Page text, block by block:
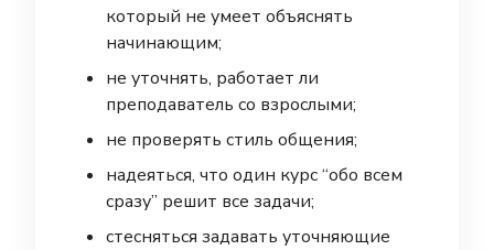
который не умеет объяснять
начинающим;
не уточнять, работает ли
преподаватель со взрослыми;
не проверять стиль общения;
надеяться, что один курс “обо всем
сразу” решит все задачи;
стесняться задавать уточняющие